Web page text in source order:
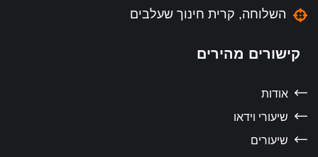
השלוחה, קרית חינוך שעלבים
קישורים מהירים
אודות
שיעורי וידאו
שיעורים